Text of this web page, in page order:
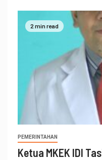
2 min read
PEMERINTAHAN
Ketua MKEK IDI